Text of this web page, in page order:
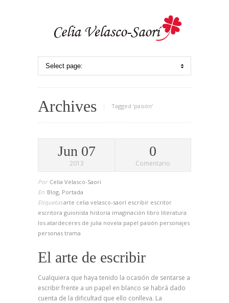
Archives Tagged ‘pasión‘
Jun 07
2013
0
Comentario
Por Celia Velasco-Saori
En Blog, Portada
Etiquetasarte celia velasco-saorí escribir escritor
escritora guionista historia imaginación libro literatura
los atardeceres de julia novela papel pasión personajes
personas trama
El arte de escribir
Cualquiera que haya tenido la ocasión de sentarse a
escribir frente a un papel en blanco se habrá dado
cuenta de la dificultad que ello conlleva. La